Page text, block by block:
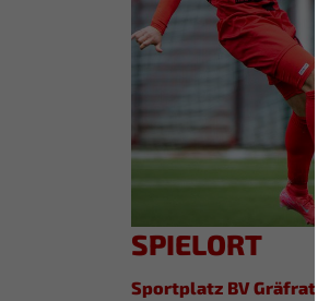
SPIELORT
Sportplatz BV Gräfrath